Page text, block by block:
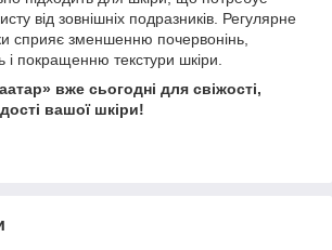
від зовнішніх подразників. Регулярне
сприяє зменшенню почервонінь,
покращенню текстури шкіри.
вже сьогодні для свіжості,
вашої шкіри!